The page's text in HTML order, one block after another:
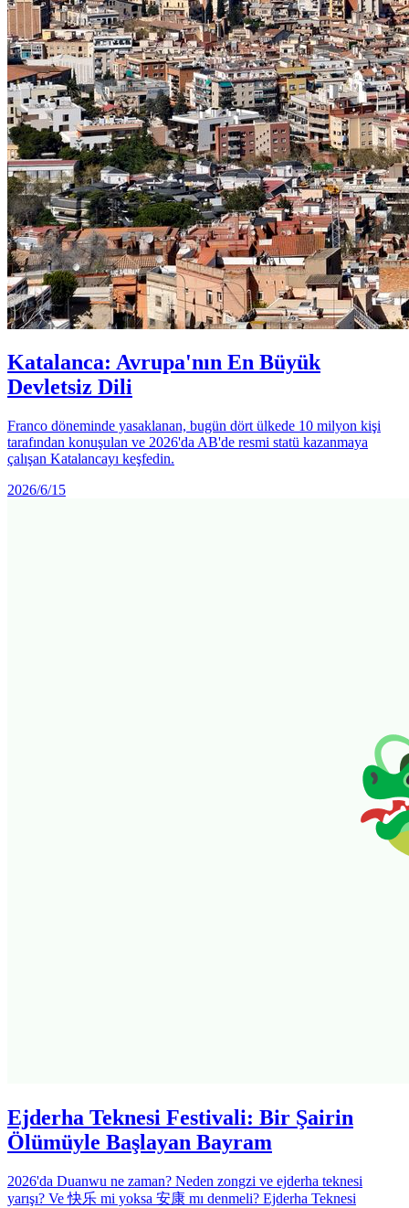
Katalanca: Avrupa'nın En Büyük
Devletsiz Dili
Franco döneminde yasaklanan, bugün dört ülkede 10 milyon kişi
tarafından konuşulan ve 2026'da AB'de resmi statü kazanmaya
çalışan Katalancayı keşfedin.
2026/6/15
Ejderha Teknesi Festivali: Bir Şairin
Ölümüyle Başlayan Bayram
2026'da Duanwu ne zaman? Neden zongzi ve ejderha teknesi
yarışı? Ve 快乐 mi yoksa 安康 mı denmeli? Ejderha Teknesi